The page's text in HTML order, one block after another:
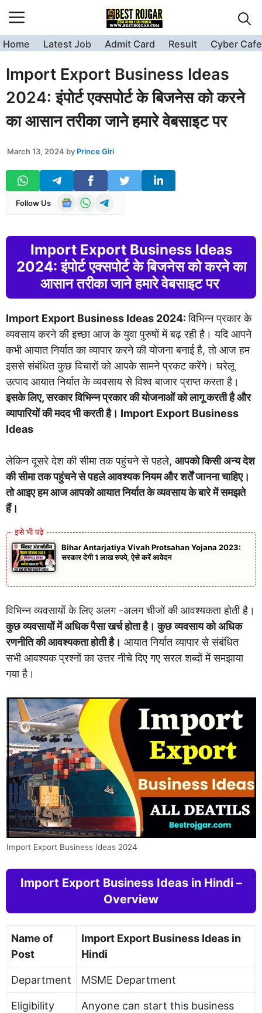
to
content
Home Latest Job Admit Card Result Cyber Cafe
Import Export Business Ideas
2024: इंपोर्ट एक्सपोर्ट के बिजनेस को करने
का आसान तरीका जाने हमारे वेबसाइट पर
March 13, 2024 by Prince Giri
Follow Us
Import Export Business Ideas
2024: इंपोर्ट एक्सपोर्ट के बिजनेस को करने का
आसान तरीका जाने हमारे वेबसाइट पर
Import Export Business Ideas 2024:विभिन्न प्रकार के
व्यवसाय करने की इच्छा आज के युवा पुरुषों में बढ़ रही है। यदि आपने
कभी आयात निर्यात का व्यापार करने की योजना बनाई है, तो आज हम
इससे संबंधित कुछ विचारों को आपके सामने प्रकट करेंगे। घरेलू
उत्पाद आयात निर्यात के व्यवसाय से विश्व बाजार प्राप्त करता है।
इसके लिए, सरकार विभिन्न प्रकार की योजनाओं को लागू करती है और
व्यापारियों की मदद भी करती है। Import Export Business
Ideas
लेकिन दूसरे देश की सीमा तक पहुंचने से पहले, आपको किसी अन्य देश
की सीमा तक पहुंचने से पहले आवश्यक नियम और शर्तें जानना चाहिए।
तो आइए हम आज आपको आयात निर्यात के व्यवसाय के बारे में समझते
हैं।
Bihar Antarjatiya Vivah Protsahan Yojana 2023:
सरकार देगी 1 लाख रुपये, ऐसे करें आवेदन
विभिन्न व्यवसायों के लिए अलग -अलग चीजों की आवश्यकता होती है।
कुछ व्यवसायों में अधिक पैसा खर्च होता है। कुछ व्यवसाय को अधिक
रणनीति की आवश्यकता होती है। आयात निर्यात व्यापार से संबंधित
सभी आवश्यक प्रश्नों का उत्तर नीचे दिए गए सरल शब्दों में समझाया
गया है।
Import Export Business Ideas 2024
Import Export Business Ideas in Hindi –
Overview
Name of
Post
Import Export Business Ideas in
Hindi
Department MSME Department
Eligibility Anyone can start this business